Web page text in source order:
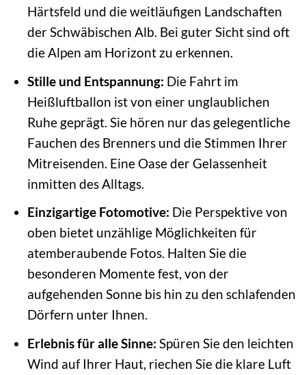
Härtsfeld und die weitläufigen Landschaften
der Schwäbischen Alb. Bei guter Sicht sind oft
die Alpen am Horizont zu erkennen.
Stille und Entspannung: Die Fahrt im
Heißluftballon ist von einer unglaublichen
Ruhe geprägt. Sie hören nur das gelegentliche
Fauchen des Brenners und die Stimmen Ihrer
Mitreisenden. Eine Oase der Gelassenheit
inmitten des Alltags.
Einzigartige Fotomotive: Die Perspektive von
oben bietet unzählige Möglichkeiten für
atemberaubende Fotos. Halten Sie die
besonderen Momente fest, von der
aufgehenden Sonne bis hin zu den schlafenden
Dörfern unter Ihnen.
Erlebnis für alle Sinne: Spüren Sie den leichten
Wind auf Ihrer Haut, riechen Sie die klare Luft